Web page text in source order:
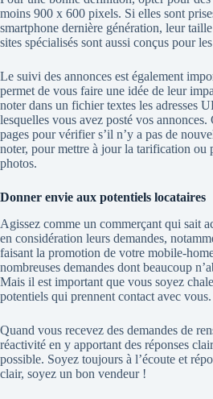
moins 900 x 600 pixels. Si elles sont
smartphone dernière génération, leur
sites spécialisés sont aussi conçus pour
Le suivi des annonces est également
permet de vous faire une idée de leur
noter dans un fichier textes les adresses
lesquelles vous avez posté vos
pages pour vérifier s’il n’y a pas de
noter, pour mettre à jour la tarification ou
photos.
Donner envie aux potentiels locataires
Agissez comme un commerçant qui sait
en considération leurs demandes,
faisant la promotion de votre mobile-
nombreuses demandes dont beaucoup
Mais il est important que vous soyez
potentiels qui prennent contact avec vous.
Quand vous recevez des demandes de
réactivité en y apportant des réponses
possible. Soyez toujours à l’écoute et
clair, soyez un bon vendeur !